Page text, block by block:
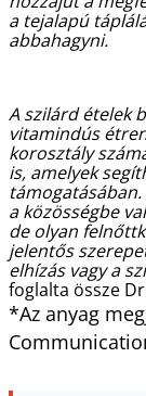
a tejalapú
abbahagyni.
A szilárd ételek
vitamindús
korosztály
is, amelyek
a közösségbe
de olyan
jelentős
elhízás vagy a
foglalta össze
*Az anyag